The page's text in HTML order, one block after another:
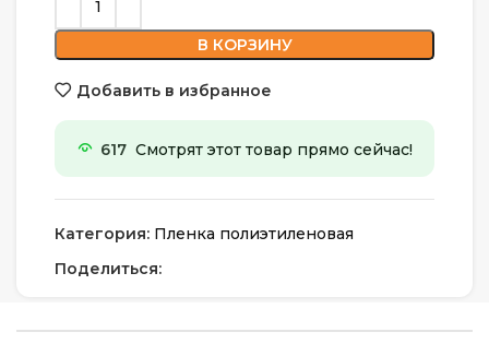
В КОРЗИНУ
Добавить в избранное
617 Смотрят этот товар прямо сейчас!
Категория: Пленка полиэтиленовая
Поделиться: